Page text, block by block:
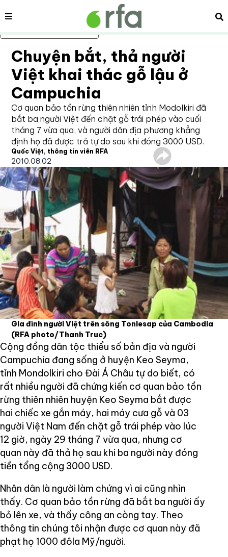
Bỏ qua nội dung chính
Nội dung
Chuyện bắt, thả người
Việt khai thác gỗ lậu ở
Campuchia
Cơ quan bảo tồn rừng thiên nhiên tỉnh Modolkiri đã
bắt ba người Việt đến chặt gỗ trái phép vào cuối
tháng 7 vừa qua, và người dân địa phương khẳng
định họ đã được trả tự do sau khi đóng 3000 USD.
Quốc Việt, thông tín viên RFA
2010.08.02
Gia đình người Việt trên sông Tonlesap của Cambodia
(RFA photo/Thanh Truc)
Cộng đồng dân tộc thiểu số bản địa và người
Campuchia đang sống ở huyện Keo Seyma,
tỉnh Mondolkiri cho Đài Á Châu tự do biết, có
rất nhiều người đã chứng kiến cơ quan bảo tồn
rừng thiên nhiên huyện Keo Seyma bắt được
hai chiếc xe gắn máy, hai máy cưa gỗ và 03
người Việt Nam đến chặt gỗ trái phép vào lúc
12 giờ, ngày 29 tháng 7 vừa qua, nhưng cơ
quan này đã thả họ sau khi ba người này đóng
tiền tổng cộng 3000 USD.
Nhân dân là người làm chứng vì ai cũng nhìn
thấy. Cơ quan bảo tồn rừng đã bắt ba người ấy
bỏ lên xe, và thấy công an còng tay. Theo
thông tin chúng tôi nhận được cơ quan này đã
phạt họ 1000 đôla Mỹ/người.